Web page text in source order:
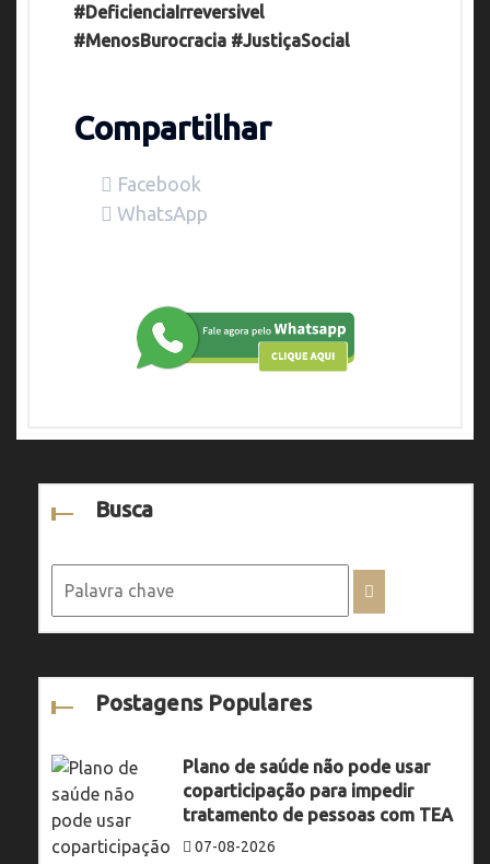
#DeficienciaIrreversivel
#MenosBurocracia #JustiçaSocial
Compartilhar
Facebook
WhatsApp
Busca
Postagens Populares
Plano de saúde não pode usar
coparticipação para impedir
tratamento de pessoas com TEA
07-08-2026